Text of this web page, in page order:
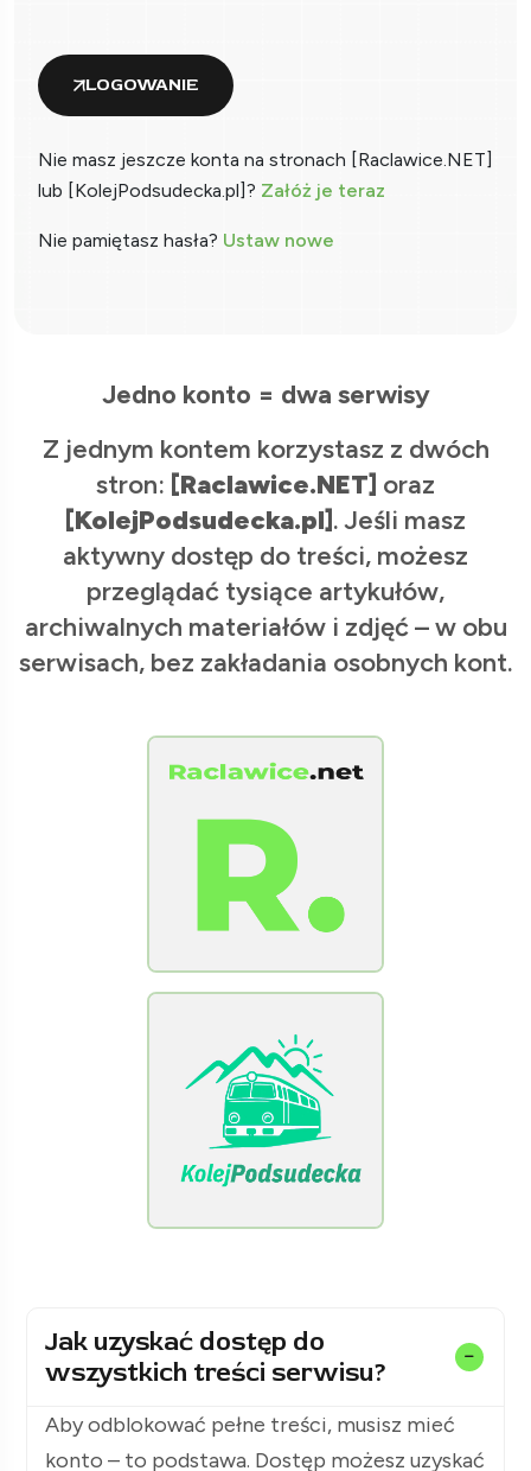
LOGOWANIE
Nie masz jeszcze konta na stronach [Raclawice.NET]
lub [KolejPodsudecka.pl]? Załóż je teraz
Nie pamiętasz hasła? Ustaw nowe
Jedno konto = dwa serwisy
Z jednym kontem korzystasz z dwóch
stron: [Raclawice.NET] oraz
[KolejPodsudecka.pl]. Jeśli masz
aktywny dostęp do treści, możesz
przeglądać tysiące artykułów,
archiwalnych materiałów i zdjęć – w obu
serwisach, bez zakładania osobnych kont.
Jak uzyskać dostęp do
wszystkich treści serwisu?
Aby odblokować pełne treści, musisz mieć
konto – to podstawa. Dostęp możesz uzyskać